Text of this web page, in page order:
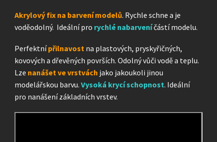
Akrylový fix na barvení modelů. Rychle schne a je
voděodolný. Ideální pro rychlé nabarveníčástí modelu.
Perfektnípřilnavost na plastových, pryskyřičných,
kovových a dřevěných površích. Odolný vůči vodě a teplu.
Lze nanášet ve vrstvách jako jakoukoli jinou
modelářskou barvu. Vysoká krycí schopnost. Ideální
pro nanášení základních vrstev.